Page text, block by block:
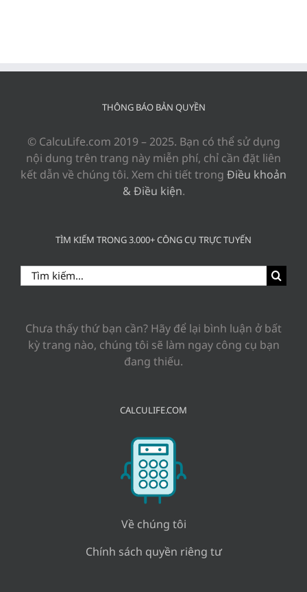
THÔNG BÁO BẢN QUYỀN
© CalcuLife.com 2019 – 2025. Bạn có thể sử dụng
nội dung trên trang này miễn phí, chỉ cần đặt liên
kết dẫn về chúng tôi. Xem chi tiết trong Điều khoản
& Điều kiện.
TÌM KIẾM TRONG 3.000+ CÔNG CỤ TRỰC TUYẾN
Search
for:
Chưa thấy thứ bạn cần? Hãy để lại bình luận ở bất
kỳ trang nào, chúng tôi sẽ làm ngay công cụ bạn
đang thiếu.
CALCULIFE.COM
Về chúng tôi
Chính sách quyền riêng tư